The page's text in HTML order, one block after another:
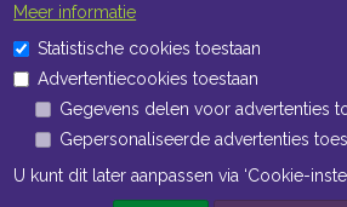
Openingstijden Kantoor
ma t/m vr 8:30 uur tot 17:00 uur
Openingstijden Magazijn
ma t/m vr 7:00 uur tot 16:30 uur
Meer informatie
Statistische cookies toestaan
Advertentiecookies toestaan
Gegevens delen voor advertenties
Gepersonaliseerde advertenties
U kunt dit later aanpassen via ‘Cookie-